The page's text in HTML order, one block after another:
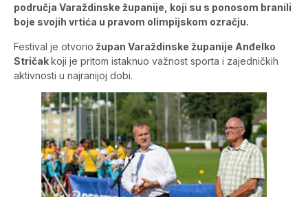
područja Varaždinske županije, koji su s ponosom branili
boje svojih vrtića u pravom olimpijskom ozračju.
Festival je otvorio župan Varaždinske županije Anđelko
Stričakkoji je pritom istaknuo važnost sporta i zajedničkih
aktivnosti u najranijoj dobi.